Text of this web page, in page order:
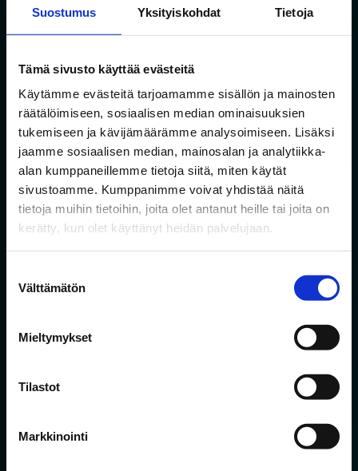
Suostumus Yksityiskohdat Tietoja
Tämä sivusto käyttää evästeitä
Käytämme evästeitä tarjoamamme sisällön ja mainosten
räätälöimiseen, sosiaalisen median ominaisuuksien
tukemiseen ja kävijämäärämme analysoimiseen. Lisäksi
jaamme sosiaalisen median, mainosalan ja analytiikka-
alan kumppaneillemme tietoja siitä, miten käytät
sivustoamme. Kumppanimme voivat yhdistää näitä
tietoja muihin tietoihin, joita olet antanut heille tai joita on
kerätty, kun olet käyttänyt heidän palvelujaan.
valinta
Välttämätön
Mieltymykset
Tilastot
Markkinointi
uusista asunnoista sekä pääset varaamaan
asuntoja ennen muita.
Sähköposti
Suostumus
Hyväksyntietosuojaselosteenmukaisen
tietojeni käytön.*